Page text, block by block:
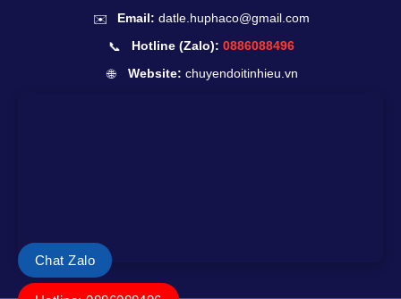
✉️ Email: datle.huphaco@gmail.com
📞 Hotline (Zalo): 0886088496
🌐 Website: chuyendoitinhieu.vn
Chat Zalo